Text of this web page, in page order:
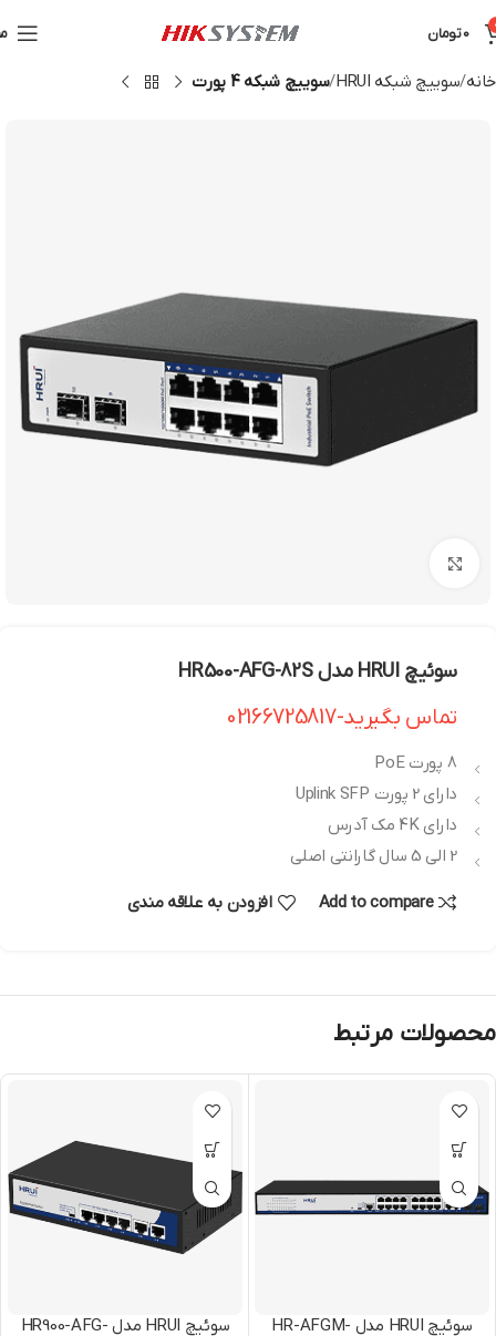
0تومان
خانه سوییچ شبکه HRUI سوییچ شبکه 4 پورت
سوئیچ HRUI مدل HR500-AFG-82S
تماس بگیرید-02166725817
دارای 2 پورت Uplink SFP
دارای 4K مک آدرس
2 الی 5 سال گارانتی اصلی
Add to compare افزودن به علاقه مندی
محصولات مرتبط
سوئیچ HRUI مدل HR-AFGM-
سوئیچ HRUI مدل HR900-AFG-